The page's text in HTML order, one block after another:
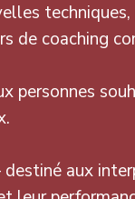
de coaching
personnes
aux